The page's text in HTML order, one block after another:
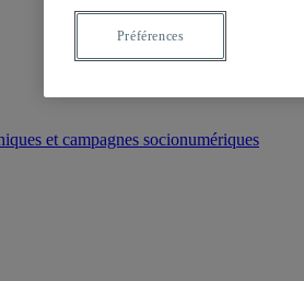
et campagnes socionumériques
Préférences